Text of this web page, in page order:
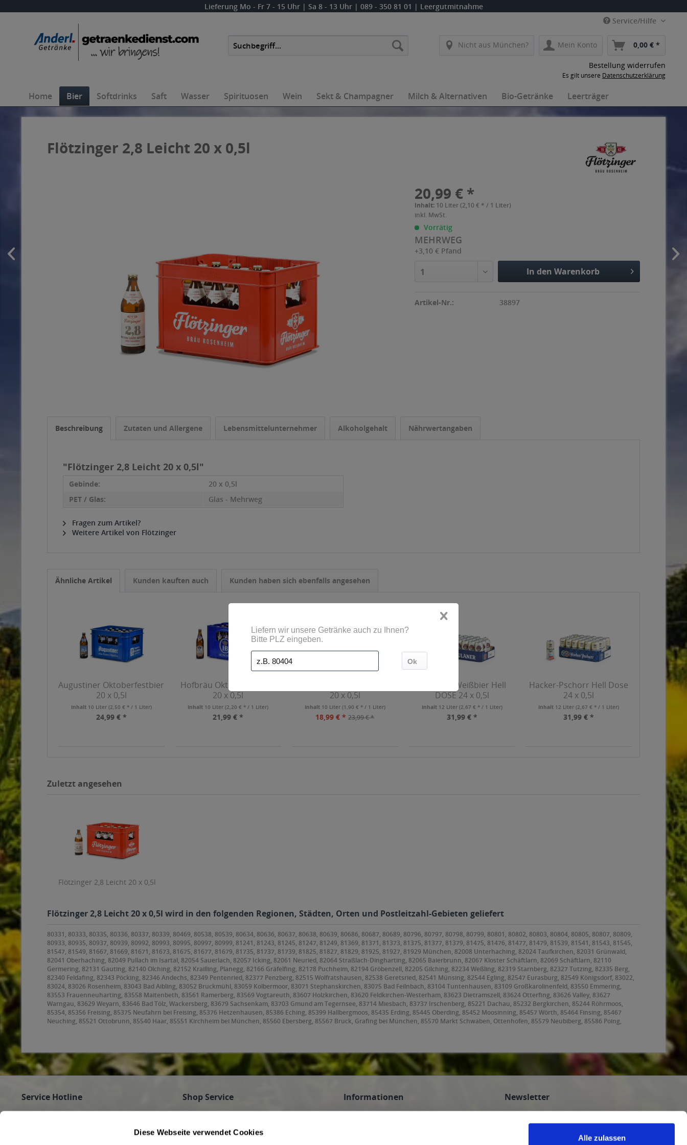
Diese Webseite verwendet Cookies
Alle zulassen
Lieferung Mo - Fr 7 - 15 Uhr | Sa 8 - 13 Uhr | 089 - 350 81 01 | Leergutmitnahme
Service/Hilfe
Nicht aus München? Mein Konto 0,00 € *
Bestellung widerrufen
Es gilt unsere Datenschutzerklärung
Home Bier Softdrinks Saft Wasser Spirituosen Wein Sekt & Champagner Milch & Alternativen Bio-Getränke Leerträger
Flötzinger 2,8 Leicht 20 x 0,5l
20,99 € *
Inhalt: 10 Liter (2,10 € * / 1 Liter)
inkl. MwSt.
Vorrätig
MEHRWEG
+3,10 € Pfand
1 In den Warenkorb
Artikel-Nr.: 38897
Beschreibung Zutaten und Allergene Lebensmittelunternehmer Alkoholgehalt Nährwertangaben
"Flötzinger 2,8 Leicht 20 x 0,5l"
Gebinde:
20 x 0,5l
PET / Glas:
Glas - Mehrweg
Fragen zum Artikel?
Weitere Artikel von Flötzinger
Ähnliche Artikel Kunden kauften auch Kunden haben sich ebenfalls angesehen
Augustiner Oktoberfestbier
20 x 0,5l
Inhalt 10 Liter (2,50 € * / 1 Liter)
24,99 € *
Hofbräu Oktoberfestbier
20 x 0,5l
Inhalt 10 Liter(2,20 € * / 1 Liter)
21,99 € *
20 x 0,5l
Inhalt 10 Liter (1,90 € * / 1 Liter)
18,99 € * 23,99 € *
Paulaner Weißbier Hell
DOSE 24 x 0,5l
Inhalt 12 Liter (2,67 € * / 1 Liter)
31,99 € *
Hacker-Pschorr Hell Dose
24 x 0,5l
Inhalt 12 Liter(2,67 € * / 1 Liter)
31,99 € *
Zuletzt angesehen
Flötzinger 2,8 Leicht 20 x 0,5l
Flötzinger 2,8 Leicht 20 x 0,5l wird in den folgenden Regionen, Städten, Orten und Postleitzahl-Gebieten geliefert
80331, 80333, 80335, 80336, 80337, 80339, 80469, 80538, 80539, 80634, 80636, 80637, 80638, 80639, 80686, 80687, 80689, 80796, 80797, 80798, 80799, 80801, 80802, 80803, 80804, 80805, 80807, 80809,
80933, 80935, 80937, 80939, 80992, 80993, 80995, 80997, 80999, 81241, 81243, 81245, 81247, 81249, 81369, 81371, 81373, 81375, 81377, 81379, 81475, 81476, 81477, 81479, 81539, 81541, 81543, 81545,
81547, 81549, 81667, 81669, 81671, 81673, 81675, 81677, 81679, 81735, 81737, 81739, 81825, 81827, 81829, 81925, 81927, 81929 München, 82008 Unterhaching, 82024 Taufkirchen, 82031 Grünwald,
82041 Oberhaching, 82049 Pullach im Isartal, 82054 Sauerlach, 82057 Icking, 82061 Neuried, 82064 Straßlach-Dingharting, 82065 Baierbrunn, 82067 Kloster Schäftlarn, 82069 Schäftlarn, 82110
Germering, 82131 Gauting, 82140 Olching, 82152 Krailling, Planegg, 82166 Gräfelfing, 82178 Puchheim, 82194 Gröbenzell, 82205 Gilching, 82234 Weßling, 82319 Starnberg, 82327 Tutzing, 82335 Berg,
82340 Feldafing, 82343 Pöcking, 82346 Andechs, 82349 Pentenried, 82377 Penzberg, 82515 Wolfratshausen, 82538 Geretsried, 82541 Münsing, 82544 Egling, 82547 Eurasburg, 82549 Königsdorf, 83022,
83024, 83026 Rosenheim, 83043 Bad Aibling, 83052 Bruckmühl, 83059 Kolbermoor, 83071 Stephanskirchen, 83075 Bad Feilnbach, 83104 Tuntenhausen, 83109 Großkarolinenfeld, 83550 Emmering,
83553 Frauenneuharting, 83558 Maitenbeth, 83561 Ramerberg, 83569 Vogtareuth, 83607 Holzkirchen, 83620 Feldkirchen-Westerham, 83623 Dietramszell, 83624 Otterfing, 83626 Valley, 83627
Warngau, 83629 Weyarn, 83646 Bad Tölz, Wackersberg, 83679 Sachsenkam, 83703 Gmund am Tegernsee, 83714 Miesbach, 83737 Irschenberg, 85221 Dachau, 85232 Bergkirchen, 85244 Röhrmoos,
85354, 85356 Freising, 85375 Neufahrn bei Freising, 85376 Hetzenhausen, 85386 Eching, 85399 Hallbergmoos, 85435 Erding, 85445 Oberding, 85452 Moosinning, 85457 Wörth, 85464 Finsing, 85467
Neuching, 85521 Ottobrunn, 85540 Haar, 85551 Kirchheim bei München, 85560 Ebersberg, 85567 Bruck, Grafing bei München, 85570 Markt Schwaben, Ottenhofen, 85579 Neubiberg, 85586 Poing,
Oberschleißheim, 85774 Unterföhring
Service Hotline
Haben Sie Fragen zu Ihrer Bestellung?
089/350 81 01
Shop Service
Firmenkunden
Jobs
Informationen
AGB des Lieferanten
Newsletter
Abonnieren Sie den kostenlosen
getraenkedienst.com-Newsletter und
verpassen Sie keine Neuigkeit oder Aktion.